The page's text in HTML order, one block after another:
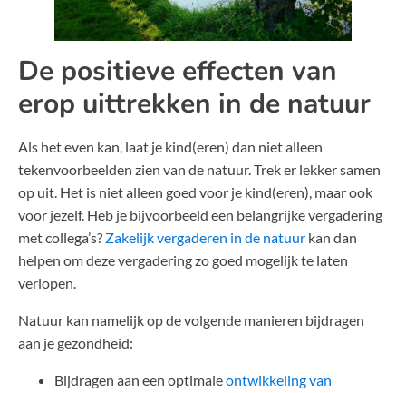
De positieve effecten van
erop uittrekken in de natuur
Als het even kan, laat je kind(eren) dan niet alleen
tekenvoorbeelden zien van de natuur. Trek er lekker samen
op uit. Het is niet alleen goed voor je kind(eren), maar ook
voor jezelf. Heb je bijvoorbeeld een belangrijke vergadering
met collega’s? Zakelijk vergaderen in de natuur kan dan
helpen om deze vergadering zo goed mogelijk te laten
verlopen.
Natuur kan namelijk op de volgende manieren bijdragen
aan je gezondheid:
Bijdragen aan een optimaleontwikkeling van